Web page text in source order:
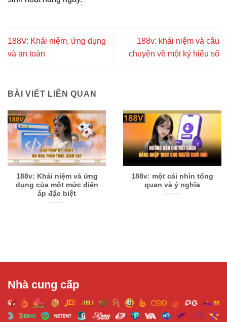
188V: Khái niệm, ứng dụng
và an toàn
188v: khái niệm và câu
chuyện về một ký hiệu số
BÀI VIẾT LIÊN QUAN
188v: Khái niệm và ứng
dụng của một mức điện
áp đặc biệt
188v: một cái nhìn tổng
quan và ý nghĩa
Nhà cung cấp